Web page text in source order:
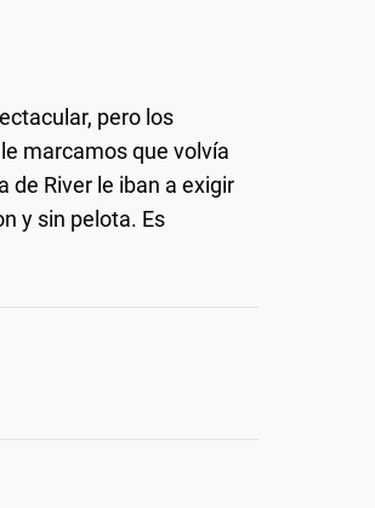
pero los
marcamos que volvía
de River le iban a exigir
y sin pelota. Es